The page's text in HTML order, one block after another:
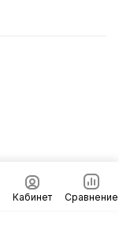
Кабинет Сравнение